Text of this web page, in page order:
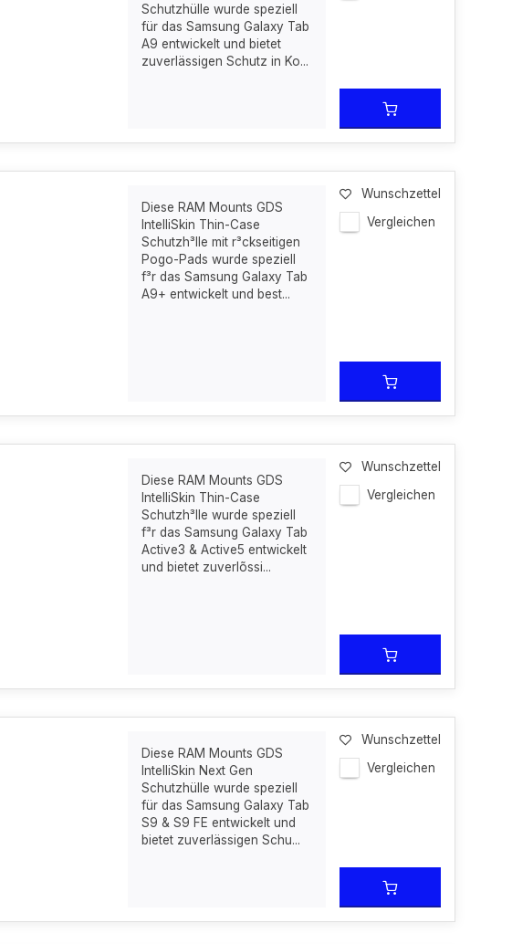
Schutzhülle wurde speziell
für das Samsung Galaxy Tab
A9 entwickelt und bietet
zuverlässigen Schutz in Ko...
Diese RAM Mounts GDS
IntelliSkin Thin-Case
Schutzh³lle mit r³ckseitigen
Pogo-Pads wurde speziell
f³r das Samsung Galaxy Tab
A9+ entwickelt und best...
Wunschzettel
Vergleichen
Diese RAM Mounts GDS
IntelliSkin Thin-Case
Schutzh³lle wurde speziell
f³r das Samsung Galaxy Tab
Active3 & Active5 entwickelt
und bietet zuverlõssi...
Wunschzettel
Vergleichen
Diese RAM Mounts GDS
IntelliSkin Next Gen
Schutzhülle wurde speziell
für das Samsung Galaxy Tab
S9 & S9 FE entwickelt und
bietet zuverlässigen Schu...
Wunschzettel
Vergleichen